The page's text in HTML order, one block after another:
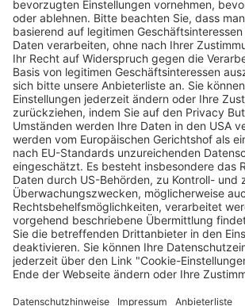
20. Head-Cup trotzt den
Wochenbericht